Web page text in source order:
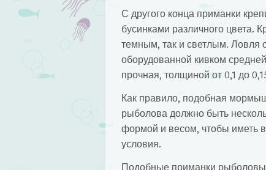
С другого конца приманки
бусинками различного цвета.
темным, так и светлым. Ловля
оборудованной кивком
прочная, толщиной от 0,1 до
Как правило, подобная
рыболова должно быть
формой и весом, чтобы иметь
условия.
Подобные приманки рыболовы